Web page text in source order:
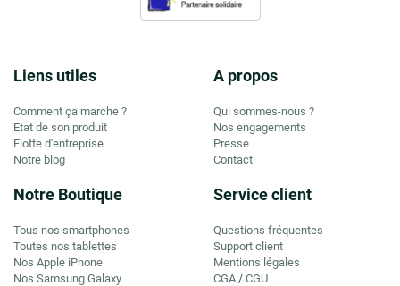
Liens utiles
Comment ça marche ?
Etat de son produit
Flotte d'entreprise
Notre blog
A propos
Qui sommes-nous ?
Nos engagements
Presse
Contact
Notre Boutique
Tous nos smartphones
Toutes nos tablettes
Nos Apple iPhone
Nos Samsung Galaxy
Service client
Questions fréquentes
Support client
Mentions légales
CGA / CGU